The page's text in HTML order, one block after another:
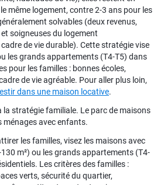
même logement, contre 2-3 ans pour les
solvables (deux revenus,
soigneuses du logement
de vie durable). Cette stratégie vise
les grands appartements (T4-T5) dans
pour les familles : bonnes écoles,
de vie agréable. Pour aller plus loin,
dans une maison locative.
stratégie familiale. Le parc de maisons
ménages avec enfants.
les familles, visez les maisons avec
m²) ou les grands appartements (T4-
Les critères des familles :
verts, sécurité du quartier,